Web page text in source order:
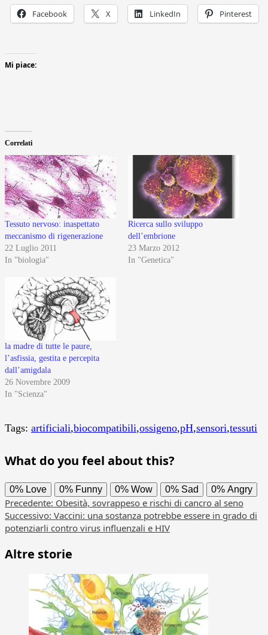
Facebook X LinkedIn Pinterest
Mi piace:
Correlati
Tessuto nervoso: inaspettato
meccanismo di rigenerazione
22 Luglio 2011
In "biologia"
Ricerca sullo sviluppo
dell’embrione
23 Marzo 2012
In "Genetica"
la madre di tutte le paure,
l’asfissia, gestita e percepita
dall’amigdala
26 Novembre 2009
In "Scienza"
Tags: artificiali,biocompatibili,ossigeno,pH,sensori,tessuti
What do you feel about this?
0% Love 0% Funny 0% Wow 0% Sad 0% Angry
Navigazione
articolo
Precedente: Obesità, sovrappeso e rischi di cancro al seno
Successivo: Vaccini: una sostanza potrebbe essere in grado di
potenziarli contro virus influenzali e HIV
Altre storie